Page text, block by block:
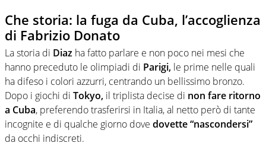
Che storia: la fuga da Cuba, l’accoglienza
di Fabrizio Donato
La storia di Diaz ha fatto parlare e non poco nei mesi che
hanno preceduto le olimpiadi di Parigi, le prime nelle quali
ha difeso i colori azzurri, centrando un bellissimo bronzo.
Dopo i giochi di Tokyo, il triplista decise di non fare ritorno
a Cuba, preferendo trasferirsi in Italia, al netto però di tante
incognite e di qualche giorno dove dovette “nascondersi”
da occhi indiscreti.